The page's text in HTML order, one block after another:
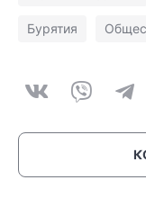
Бурятия